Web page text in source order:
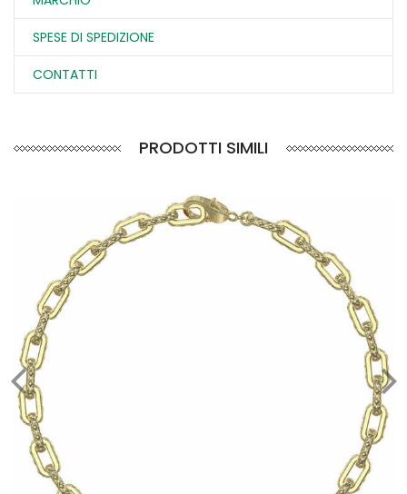
SPESE DI SPEDIZIONE
CONTATTI
PRODOTTI SIMILI